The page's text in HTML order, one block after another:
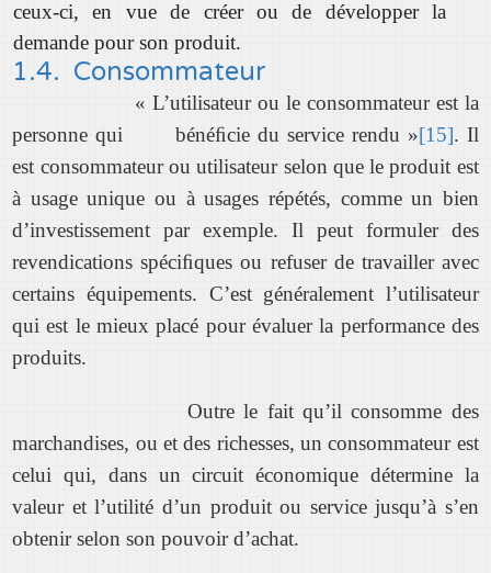
ceux-ci, en vue de créer ou de développer la
demande pour son produit.
1.4. Consommateur
« L’utilisateur ou le consommateur est la
personne qui bénéﬁcie du service rendu »[15]. Il
est consommateur ou utilisateur selon que le produit est
à usage unique ou à usages répétés, comme un bien
d’investissement par exemple. Il peut formuler des
revendications spéciﬁques ou refuser de travailler avec
certains équipements. C’est généralement l’utilisateur
qui est le mieux placé pour évaluer la performance des
produits.
Outre le fait qu’il consomme des
marchandises, ou et des richesses, un consommateur est
celui qui, dans un circuit économique détermine la
valeur et l’utilité d’un produit ou service jusqu’à s’en
obtenir selon son pouvoir d’achat.